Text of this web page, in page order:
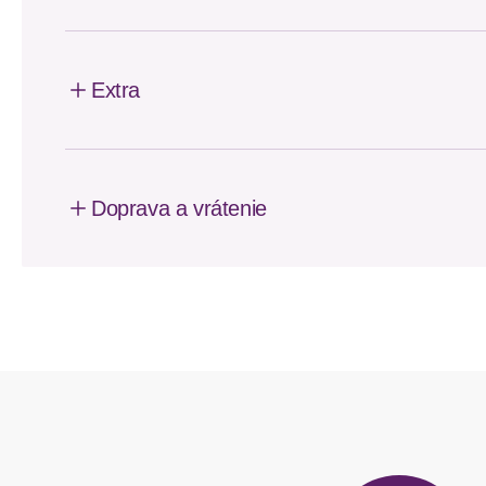
Extra
Doprava a vrátenie